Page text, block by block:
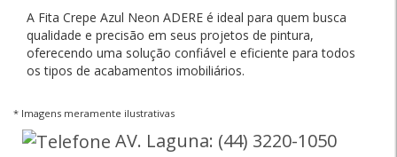
A Fita Crepe Azul Neon ADERE é ideal para quem busca
qualidade e precisão em seus projetos de pintura,
oferecendo uma solução confiável e eficiente para todos
os tipos de acabamentos imobiliários.
* Imagens meramente ilustrativas
AV. Laguna: (44) 3220-1050